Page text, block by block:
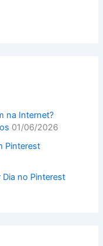
na Internet?
01/06/2026
Pinterest
no Pinterest